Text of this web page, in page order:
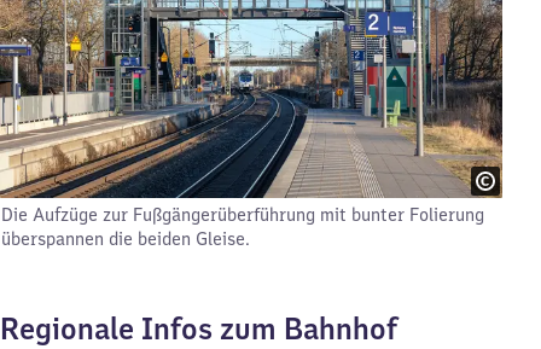
Die Aufzüge zur Fußgängerüberführung mit bunter Folierung
überspannen die beiden Gleise.
Regionale Infos zum Bahnhof